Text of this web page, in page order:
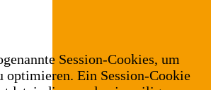
Session-Cookies, um
optimieren. Ein Session-Cookie